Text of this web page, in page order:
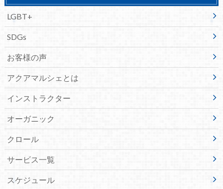
LGBT+
SDGs
お客様の声
アクアマルシェとは
インストラクター
オーガニック
クロール
サービス一覧
スケジュール